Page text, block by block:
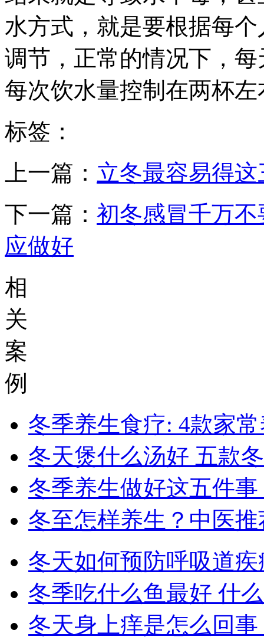
水方式，就是要根据每
调节，正常的情况下，
每次饮水量控制在两杯
标签：
上一篇： 立冬最容易得
下一篇： 初冬感冒千万
应做好
相
关
案
例
冬季养生食疗: 4款家
冬天煲什么汤好 五款
冬季养生做好这五件
冬至怎样养生？中医
冬天如何预防呼吸道
冬季吃什么鱼最好 什
冬天身上痒是怎么回